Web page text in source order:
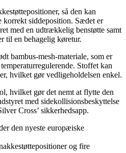
så den kan
korrekt siddeposition. Sædet er
med en udtrækkelig benstøtte samt
til en behagelig køretur.
bambus-mesh-materiale, som er
Stoffet kan
hvilket gør vedligeholdelsen enkel.
hvilket gør det nemt at flytte den
med sidekollisionsbeskyttelse
Cross’ sikkerhedsapp.
den nyeste europæiske
og fire